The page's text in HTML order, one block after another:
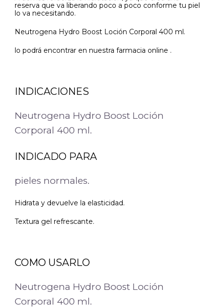
reserva que va liberando poco a poco conforme tu piel
lo va necesitando.
Neutrogena Hydro Boost Loción Corporal 400 ml.
lo podrá encontrar en nuestra farmacia online .
INDICACIONES
Neutrogena Hydro Boost Loción
Corporal 400 ml.
INDICADO PARA
pieles normales.
Hidrata y devuelve la elasticidad.
Textura gel refrescante.
COMO USARLO
Neutrogena Hydro Boost Loción
Corporal 400 ml.